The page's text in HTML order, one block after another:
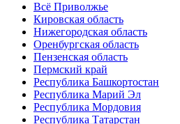
Всё Приволжье
Кировская область
Нижегородская область
Оренбургская область
Пензенская область
Пермский край
Республика Башкортостан
Республика Марий Эл
Республика Мордовия
Республика Татарстан